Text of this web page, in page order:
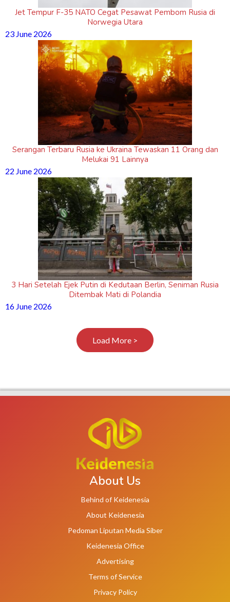
Jet Tempur F-35 NATO Cegat Pesawat Pembom Rusia di
Norwegia Utara
23 June 2026
Serangan Terbaru Rusia ke Ukraina Tewaskan 11 Orang dan
Melukai 91 Lainnya
22 June 2026
3 Hari Setelah Ejek Putin di Kedutaan Berlin, Seniman Rusia
Ditembak Mati di Polandia
16 June 2026
Load More >
About Us
Behind of Keidenesia
About Keidenesia
Pedoman Liputan Media Siber
Keidenesia Office
Advertising
Terms of Service
Privacy Policy